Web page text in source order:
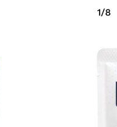
1/8